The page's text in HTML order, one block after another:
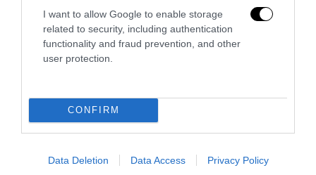
I want to allow Google to enable storage
related to security, including authentication
functionality and fraud prevention, and other
user protection.
CONFIRM
Data Deletion Data Access Privacy Policy
La Camera boccia il patentino antifascista per parlare a